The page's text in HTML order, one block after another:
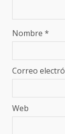
Nombre *
Correo
Web